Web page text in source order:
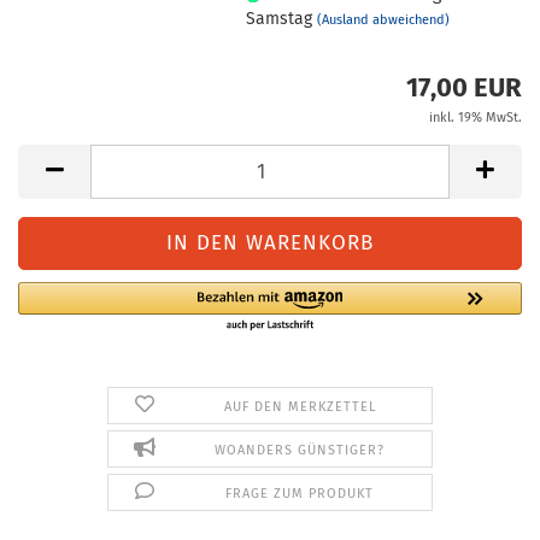
Samstag(Ausland abweichend)
17,00 EUR
inkl. 19% MwSt.
AUF DEN MERKZETTEL
WOANDERS GÜNSTIGER?
FRAGE ZUM PRODUKT